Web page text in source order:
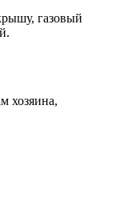
газовый
хозяина,